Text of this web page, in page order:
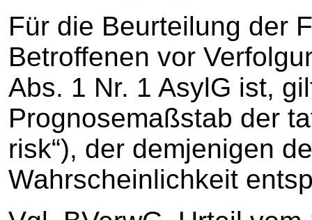
Für die Beurteilung der
Betroffenen vor
Abs. 1 Nr. 1 AsylG ist,
Prognosemaßstab der
risk“), der demjenigen
Wahrscheinlichkeit